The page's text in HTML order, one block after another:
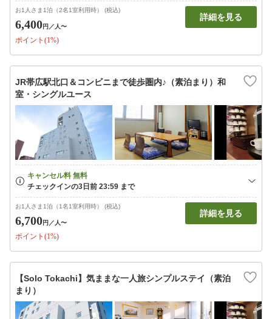
お1人さま1泊（2名1室利用時） (税込)
6,400円 ／人〜
ポイント(1%)
詳細を見る
JR帯広駅北口＆コンビニまで徒歩圏内♪（素泊まり）和
室・シングルユース
お1人さま1泊（1名1室利用時） (税込)
6,700円 ／人〜
ポイント(1%)
詳細を見る
【Solo Tokachi】気ままな一人旅シンプルステイ（素泊
まり）